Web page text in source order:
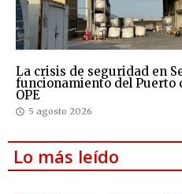
La crisis de seguridad en
funcionamiento del Puerto
OPE
5 agosto 2026
Lo más leído